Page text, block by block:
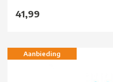
41,99
Aanbieding